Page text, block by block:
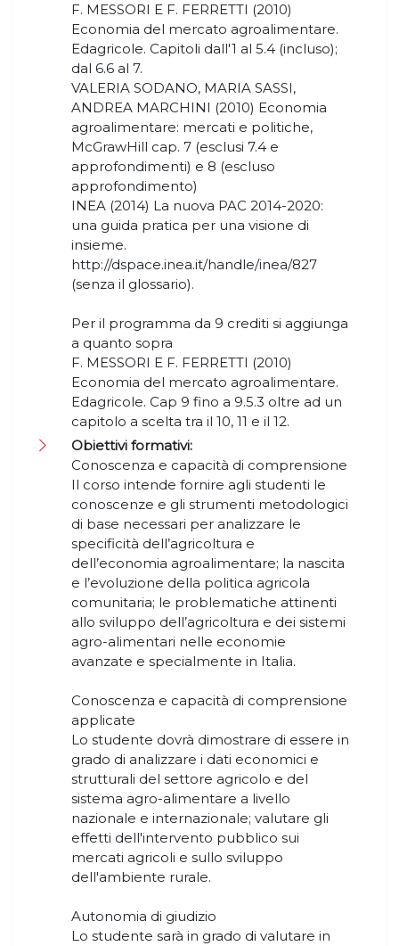
F. MESSORI E F. FERRETTI (2010)
Economia del mercato agroalimentare.
Edagricole. Capitoli dall'1 al 5.4 (incluso);
dal 6.6 al 7.
VALERIA SODANO, MARIA SASSI,
ANDREA MARCHINI (2010) Economia
agroalimentare: mercati e politiche,
McGrawHill cap. 7 (esclusi 7.4 e
approfondimenti) e 8 (escluso
approfondimento)
INEA (2014) La nuova PAC 2014-2020:
una guida pratica per una visione di
insieme.
http://dspace.inea.it/handle/inea/827
(senza il glossario).
Per il programma da 9 crediti si aggiunga
a quanto sopra
F. MESSORI E F. FERRETTI (2010)
Economia del mercato agroalimentare.
Edagricole. Cap 9 fino a 9.5.3 oltre ad un
capitolo a scelta tra il 10, 11 e il 12.
Obiettivi formativi:
Conoscenza e capacità di comprensione
Il corso intende fornire agli studenti le
conoscenze e gli strumenti metodologici
di base necessari per analizzare le
specificità dell’agricoltura e
dell’economia agroalimentare; la nascita
e l’evoluzione della politica agricola
comunitaria; le problematiche attinenti
allo sviluppo dell’agricoltura e dei sistemi
agro-alimentari nelle economie
avanzate e specialmente in Italia.
Conoscenza e capacità di comprensione
applicate
Lo studente dovrà dimostrare di essere in
grado di analizzare i dati economici e
strutturali del settore agricolo e del
sistema agro-alimentare a livello
nazionale e internazionale; valutare gli
effetti dell'intervento pubblico sui
mercati agricoli e sullo sviluppo
dell'ambiente rurale.
Autonomia di giudizio
Lo studente sarà in grado di valutare in